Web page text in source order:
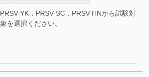
PRSV-YK，PRSV-SC，PRSV-HNから試験対
象を選択ください。